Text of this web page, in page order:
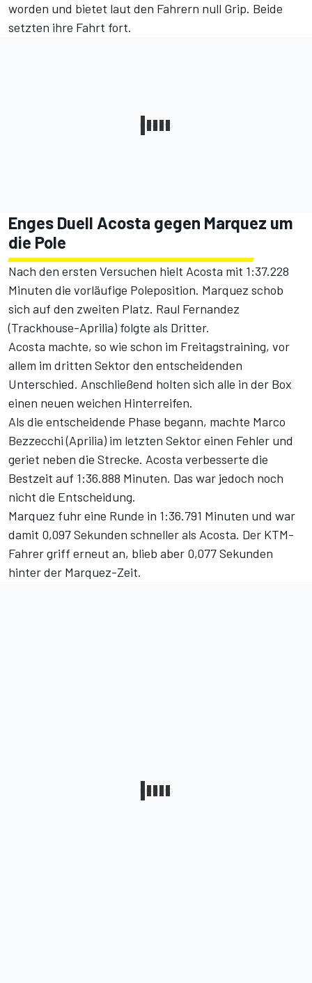
worden und bietet laut den Fahrern null Grip. Beide
setzten ihre Fahrt fort.
Enges Duell Acosta gegen Marquez um
die Pole
Nach den ersten Versuchen hielt Acosta mit 1:37.228
Minuten die vorläufige Poleposition. Marquez schob
sich auf den zweiten Platz. Raul Fernandez
(Trackhouse-Aprilia) folgte als Dritter.
Acosta machte, so wie schon im Freitagstraining, vor
allem im dritten Sektor den entscheidenden
Unterschied. Anschließend holten sich alle in der Box
einen neuen weichen Hinterreifen.
Als die entscheidende Phase begann, machte Marco
Bezzecchi (Aprilia) im letzten Sektor einen Fehler und
geriet neben die Strecke. Acosta verbesserte die
Bestzeit auf 1:36.888 Minuten. Das war jedoch noch
nicht die Entscheidung.
Marquez fuhr eine Runde in 1:36.791 Minuten und war
damit 0,097 Sekunden schneller als Acosta. Der KTM-
Fahrer griff erneut an, blieb aber 0,077 Sekunden
hinter der Marquez-Zeit.